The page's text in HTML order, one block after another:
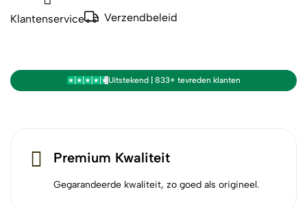
Klantenservice Verzendbeleid
Uitstekend | 833+ tevreden klanten
Premium Kwaliteit
Gegarandeerde kwaliteit, zo goed als origineel.